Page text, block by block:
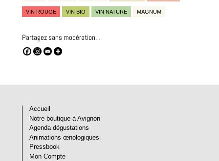
VIN ROUGE VIN BIO VIN NATURE MAGNUM
Partagez sans modération…
Accueil
Notre boutique à Avignon
Agenda dégustations
Animations œnologiques
Pressbook
Mon Compte